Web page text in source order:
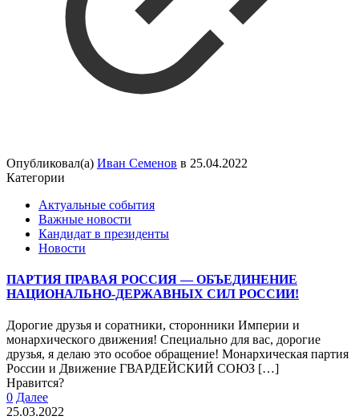
Опубликовал(а) Иван Семенов в 25.04.2022
Категории
Актуальные события
Важные новости
Кандидат в президенты
Новости
ПАРТИЯ ПРАВАЯ РОССИЯ — ОБЪЕДИНЕНИЕ
НАЦИОНАЛЬНО-ДЕРЖАВНЫХ СИЛ РОССИИ!
Дорогие друзья и соратники, сторонники Империи и
монархического движения! Специально для вас, дорогие
друзья, я делаю это особое обращение! Монархическая партия
России и Движение ГВАРДЕЙСКИЙ СОЮЗ […]
Нравится?
0 Далее
25.03.2022